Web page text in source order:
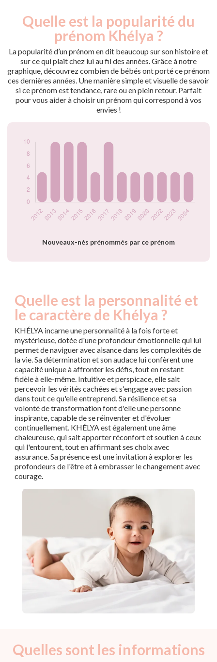
Quelle est la popularité du
prénom Khélya ?
La popularité d’un prénom en dit beaucoup sur son histoire et
sur ce qui plaît chez lui au fil des années. Grâce à notre
graphique, découvrez combien de bébés ont porté ce prénom
ces dernières années. Une manière simple et visuelle de savoir
si ce prénom est tendance, rare ou en plein retour. Parfait
pour vous aider à choisir un prénom qui correspond à vos
envies !
Nouveaux-nés prénommés par ce prénom
Popularité du
prénom Khélya par
Année
Nouveaux-
nés
2013
10
2014
10
2015
10
2016
5
2017
10
2018
5
2023
Quelle est la personnalité et
le caractère de Khélya ?
KHÉLYA incarne une personnalité à la fois forte et
mystérieuse, dotée d'une profondeur émotionnelle qui lui
permet de naviguer avec aisance dans les complexités de
la vie. Sa détermination et son audace lui confèrent une
capacité unique à affronter les défis, tout en restant
fidèle à elle-même. Intuitive et perspicace, elle sait
percevoir les vérités cachées et s'engage avec passion
dans tout ce qu'elle entreprend. Sa résilience et sa
volonté de transformation font d'elle une personne
inspirante, capable de se réinventer et d'évoluer
continuellement. KHÉLYA est également une âme
chaleureuse, qui sait apporter réconfort et soutien à ceux
qui l'entourent, tout en affirmant ses choix avec
assurance. Sa présence est une invitation à explorer les
profondeurs de l'être et à embrasser le changement avec
courage.
Quelles sont les informations